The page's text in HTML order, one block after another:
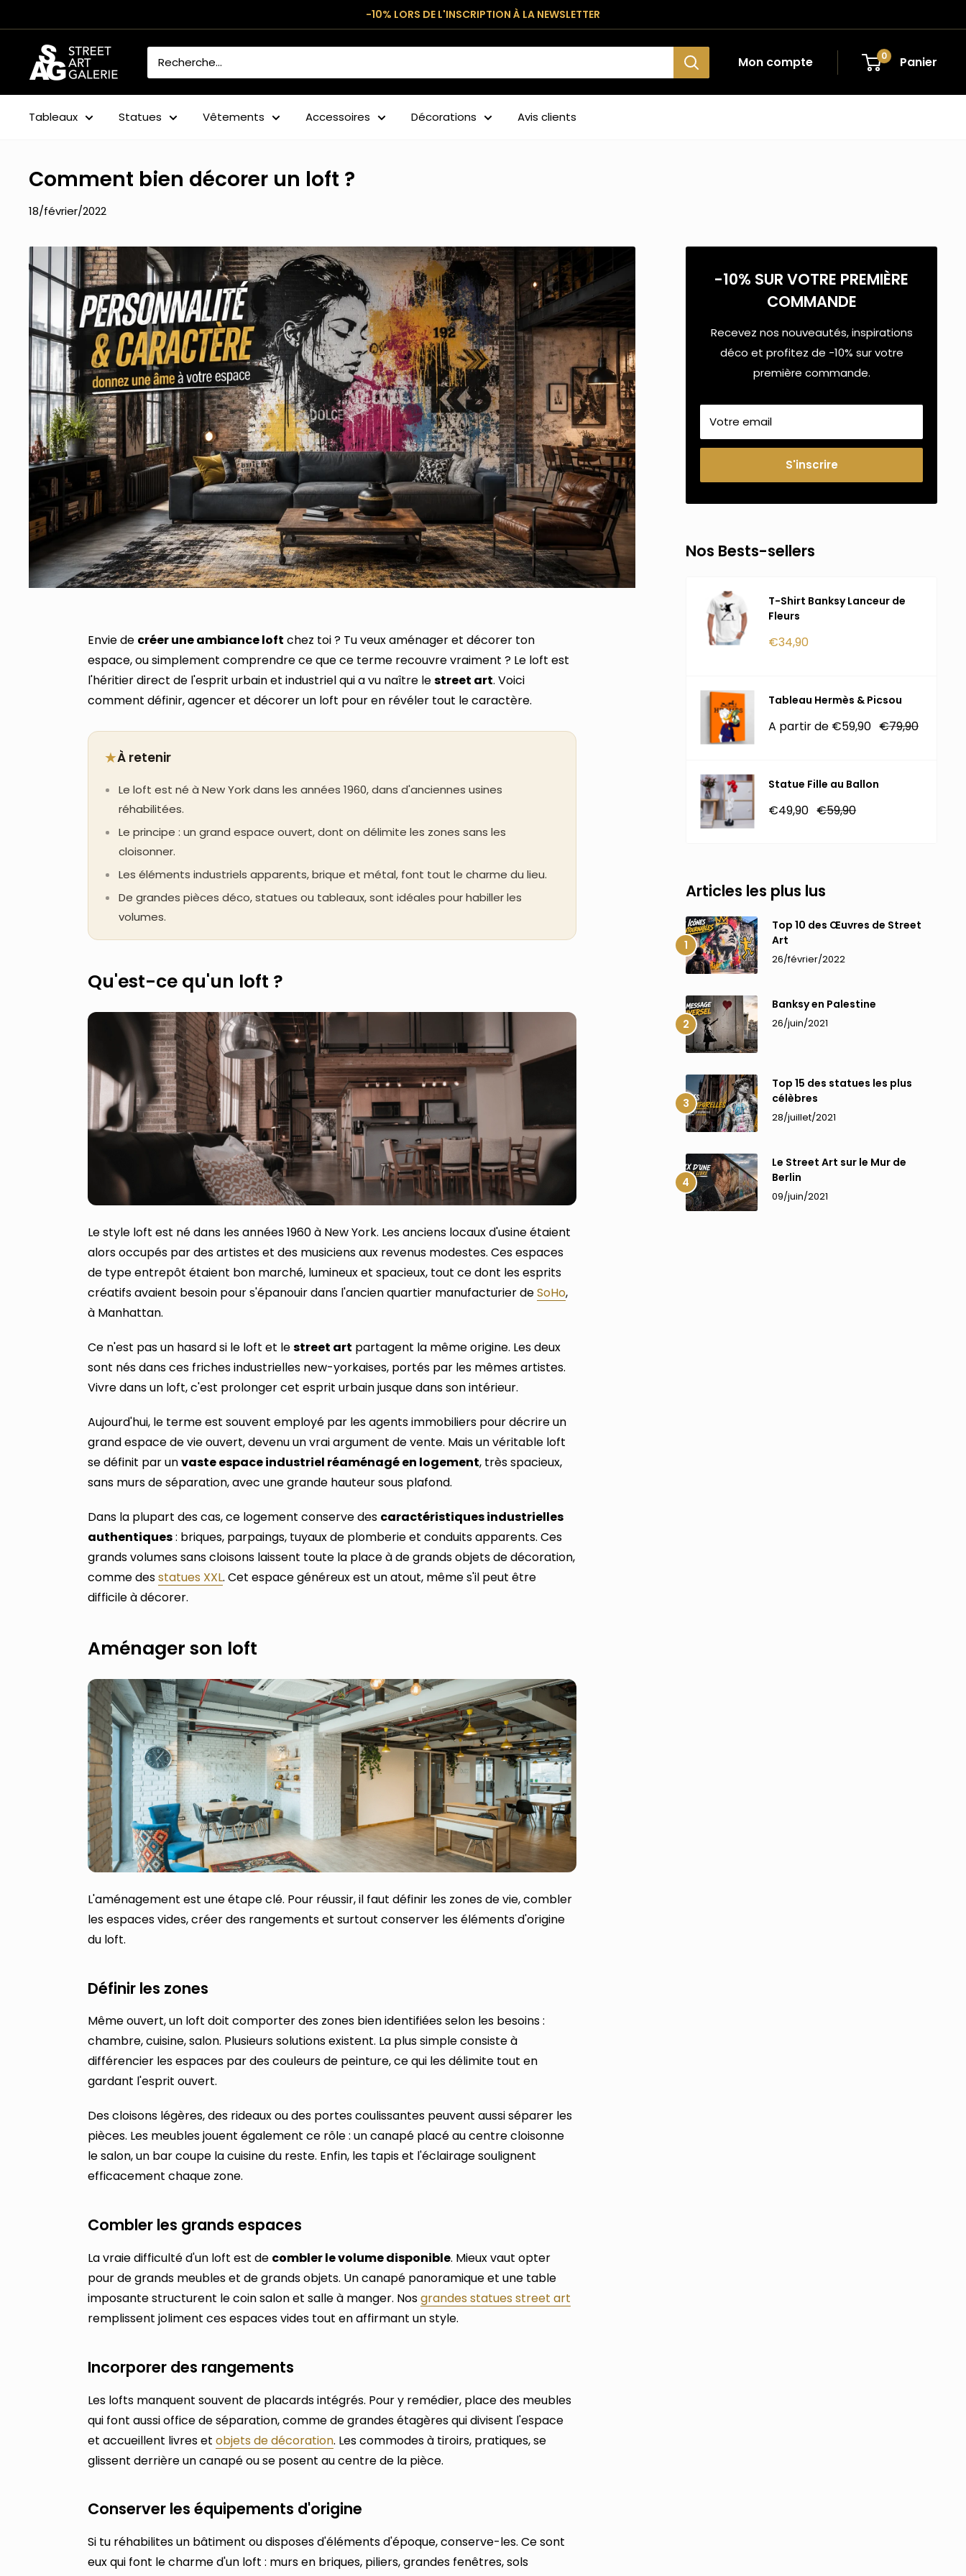
au
contenu
-10% LORS DE L'INSCRIPTION À LA NEWSLETTER
Street
Art
Galerie
Mon compte 0 Panier
Tableaux Statues Vêtements Accessoires Décorations Avis clients
Comment bien décorer un loft ?
18/février/2022
Envie de créer une ambiance loft chez toi ? Tu veux aménager et décorer ton
espace, ou simplement comprendre ce que ce terme recouvre vraiment ? Le loft est
l'héritier direct de l'esprit urbain et industriel qui a vu naître lestreet art. Voici
comment définir, agencer et décorer un loft pour en révéler tout le caractère.
★À retenir
Le loft est né à New York dans les années 1960, dans d'anciennes usines
réhabilitées.
Le principe : un grand espace ouvert, dont on délimite les zones sans les
cloisonner.
Les éléments industriels apparents, brique et métal, font tout le charme du lieu.
De grandes pièces déco, statues ou tableaux, sont idéales pour habiller les
volumes.
Qu'est-ce qu'un loft ?
Le style loft est né dans les années 1960 à New York. Les anciens locaux d'usine étaient
alors occupés par des artistes et des musiciens aux revenus modestes. Ces espaces
de type entrepôt étaient bon marché, lumineux et spacieux, tout ce dont les esprits
créatifs avaient besoin pour s'épanouir dans l'ancien quartier manufacturier deSoHo,
à Manhattan.
Ce n'est pas un hasard si le loft et lestreet art partagent la même origine. Les deux
sont nés dans ces friches industrielles new-yorkaises, portés par les mêmes artistes.
Vivre dans un loft, c'est prolonger cet esprit urbain jusque dans son intérieur.
Aujourd'hui, le terme est souvent employé par les agents immobiliers pour décrire un
grand espace de vie ouvert, devenu un vrai argument de vente. Mais un véritable loft
se définit par unvaste espace industriel réaménagé en logement, très spacieux,
sans murs de séparation, avec une grande hauteur sous plafond.
Dans la plupart des cas, ce logement conserve des caractéristiques industrielles
authentiques: briques, parpaings, tuyaux de plomberie et conduits apparents. Ces
grands volumes sans cloisons laissent toute la place à de grands objets de décoration,
comme desstatues XXL. Cet espace généreux est un atout, même s'il peut être
difficile à décorer.
Aménager son loft
L'aménagement est une étape clé. Pour réussir, il faut définir les zones de vie, combler
les espaces vides, créer des rangements et surtout conserver les éléments d'origine
du loft.
Définir les zones
Même ouvert, un loft doit comporter des zones bien identifiées selon les besoins :
chambre, cuisine, salon. Plusieurs solutions existent. La plus simple consiste à
différencier les espaces par des couleurs de peinture, ce qui les délimite tout en
gardant l'esprit ouvert.
Des cloisons légères, des rideaux ou des portes coulissantes peuvent aussi séparer les
pièces. Les meubles jouent également ce rôle : un canapé placé au centre cloisonne
le salon, un bar coupe la cuisine du reste. Enfin, les tapis et l'éclairage soulignent
efficacement chaque zone.
Combler les grands espaces
La vraie difficulté d'un loft est de combler le volume disponible. Mieux vaut opter
pour de grands meubles et de grands objets. Un canapé panoramique et une table
imposante structurent le coin salon et salle à manger. Nosgrandes statues street art
remplissent joliment ces espaces vides tout en affirmant un style.
Incorporer des rangements
Les lofts manquent souvent de placards intégrés. Pour y remédier, place des meubles
qui font aussi office de séparation, comme de grandes étagères qui divisent l'espace
et accueillent livres et objets de décoration. Les commodes à tiroirs, pratiques, se
glissent derrière un canapé ou se posent au centre de la pièce.
Conserver les équipements d'origine
Si tu réhabilites un bâtiment ou disposes d'éléments d'époque, conserve-les. Ce sont
eux qui font le charme d'un loft : murs en briques, piliers, grandes fenêtres, sols
-10% SUR VOTRE PREMIÈRE
COMMANDE
Recevez nos nouveautés, inspirations
déco et profitez de -10% sur votre
première commande.
Votre email
S'inscrire
Nos Bests-sellers
T-Shirt Banksy Lanceur de
Fleurs
Prix
réduit
€34,90
Tableau Hermès & Picsou
Prix
réduit
A partir de €59,90 Prix
normal
€79,90
Statue Fille au Ballon
Prix
réduit
€49,90 Prix
normal
€59,90
Articles les plus lus
Top 10 des Œuvres de Street
Art
26/février/2022
Banksy en Palestine
26/juin/2021
Top 15 des statues les plus
célèbres
28/juillet/2021
Le Street Art sur le Mur de
Berlin
09/juin/2021
SUR TA PREMIÈRE COMMANDE
En vous inscrivant vous acceptez de recevoir des emails de la part de Street Art
Galerie.Vous pouvez vous désinscrire à tout moment de notre newsletter.